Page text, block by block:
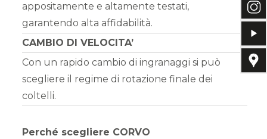
appositamente e altamente testati,
garantendo alta affidabilità.
CAMBIO DI VELOCITA’
Con un rapido cambio di ingranaggi si può
scegliere il regime di rotazione finale dei
coltelli.
Perché scegliere CORVO